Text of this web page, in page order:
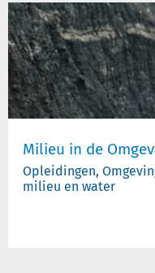
Milieu in de
Opleidingen,
milieu en water